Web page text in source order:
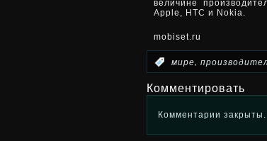
величине
Apple, HTC и Nokia.
mobiset.ru
мире,
Комментировать
Комментарии закрыты.